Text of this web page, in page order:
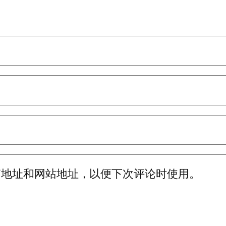
址和网站地址，以便下次评论时使用。